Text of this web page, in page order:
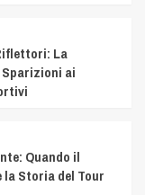
La
ai
Quando il
Storia del Tour